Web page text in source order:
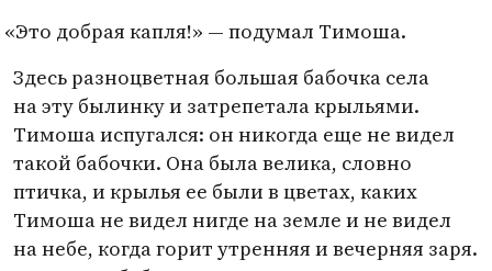
«Это добрая капля!» — подумал Тимоша.
Здесь разноцветная большая бабочка села
на эту былинку и затрепетала крыльями.
Тимоша испугался: он никогда еще не видел
такой бабочки. Она была велика, словно
птичка, и крылья ее были в цветах, каких
Тимоша не видел нигде на земле и не видел
на небе, когда горит утренняя и вечерняя заря.